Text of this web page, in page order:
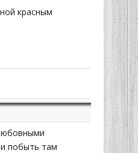
красным
побыть там